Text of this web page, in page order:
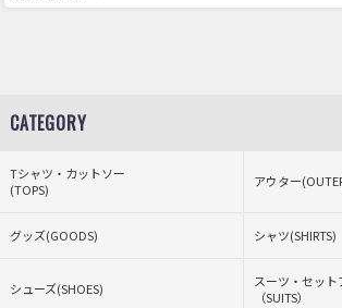
CATEGORY
Tシャツ・カットソー
(TOPS)
アウター
グッズ(GOODS) シャツ(SHIRTS)
シューズ(SHOES)
スーツ・セット
（SUITS）